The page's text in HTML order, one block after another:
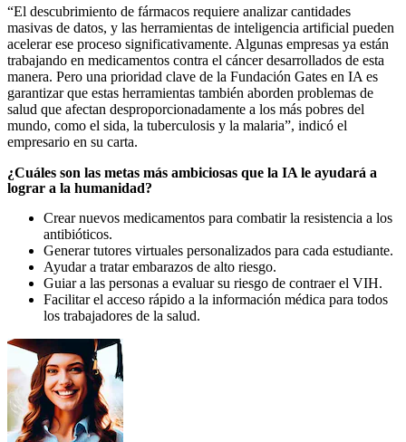
“El descubrimiento de fármacos requiere analizar cantidades
masivas de datos, y las herramientas de inteligencia artificial pueden
acelerar ese proceso significativamente. Algunas empresas ya están
trabajando en medicamentos contra el cáncer desarrollados de esta
manera. Pero una prioridad clave de la Fundación Gates en IA es
garantizar que estas herramientas también aborden problemas de
salud que afectan desproporcionadamente a los más pobres del
mundo, como el sida, la tuberculosis y la malaria”, indicó el
empresario en su carta.
¿Cuáles son las metas más ambiciosas que la IA le ayudará a
lograr a la humanidad?
Crear nuevos medicamentos para combatir la resistencia a los
antibióticos.
Generar tutores virtuales personalizados para cada estudiante.
Ayudar a tratar embarazos de alto riesgo.
Guiar a las personas a evaluar su riesgo de contraer el VIH.
Facilitar el acceso rápido a la información médica para todos
los trabajadores de la salud.